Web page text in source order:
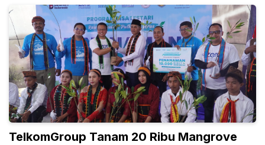
TelkomGroup Tanam 20 Ribu Mangrove